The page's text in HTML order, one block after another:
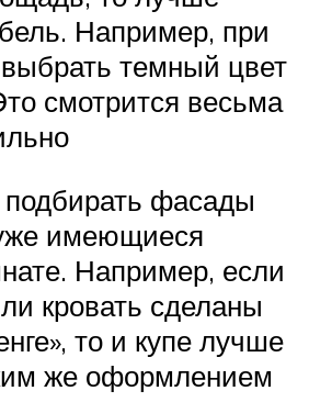
Например, при
темный цвет
смотрится весьма
фасады
имеющиеся
Например, если
кровать сделаны
то и купе лучше
же оформлением